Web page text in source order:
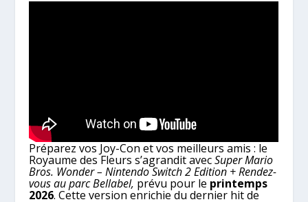
Préparez vos Joy-Con et vos meilleurs amis : le
Royaume des Fleurs s’agrandit avecSuper Mario
Bros. Wonder – Nintendo Switch 2 Edition + Rendez-
vous au parc Bellabel, prévu pour le printemps
2026. Cette version enrichie du dernier hit de